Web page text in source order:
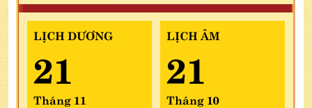
LỊCH DƯƠNG
21
Tháng 11
LỊCH ÂM
21
Tháng 10